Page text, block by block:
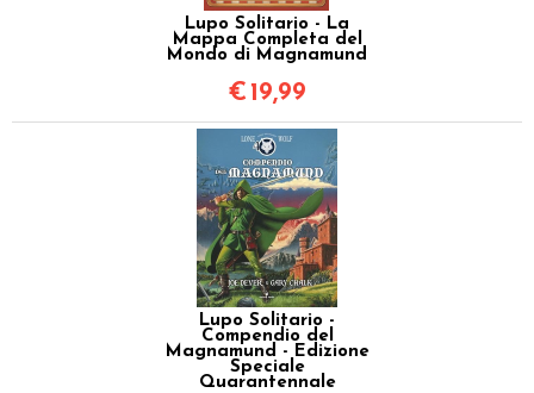
Lupo Solitario - La
Mappa Completa del
Mondo di Magnamund
€ 19,99
Lupo Solitario -
Compendio del
Magnamund - Edizione
Speciale
Quarantennale